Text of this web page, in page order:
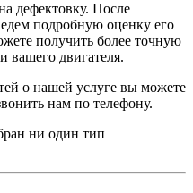
дефектовку. После
подробную оценку его
получить более точную
вашего двигателя.
о нашей услуге вы можете
нам по телефону.
ни один тип